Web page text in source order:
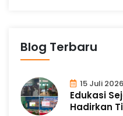
Blog Terbaru
15 Juli 2026
Edukasi
Hadirkan